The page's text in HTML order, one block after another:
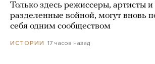
Только здесь режиссеры, артисты и
разделенные войной, могут вновь
себя одним сообществом
ИСТОРИИ 17 часов назад